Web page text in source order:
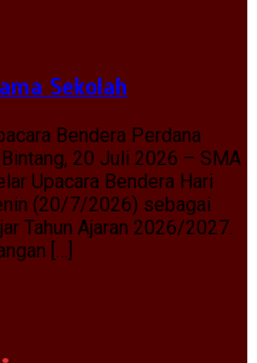
Sekolah
Bendera Perdana
20 Juli 2026 – SMA
Upacara Bendera Hari
(20/7/2026) sebagai
Tahun Ajaran 2026/2027.
[…]